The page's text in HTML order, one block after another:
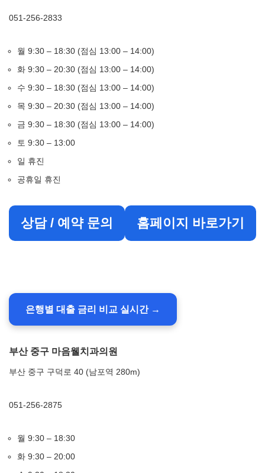
051-256-2833
월 9:30 – 18:30 (점심 13:00 – 14:00)
화 9:30 – 20:30 (점심 13:00 – 14:00)
수 9:30 – 18:30 (점심 13:00 – 14:00)
목 9:30 – 20:30 (점심 13:00 – 14:00)
금 9:30 – 18:30 (점심 13:00 – 14:00)
토 9:30 – 13:00
일 휴진
공휴일 휴진
상담 / 예약 문의 홈페이지 바로가기
은행별 대출 금리 비교 실시간 →
부산 중구 마음웰치과의원
부산 중구 구덕로 40 (남포역 280m)
051-256-2875
월 9:30 – 18:30
화 9:30 – 20:00